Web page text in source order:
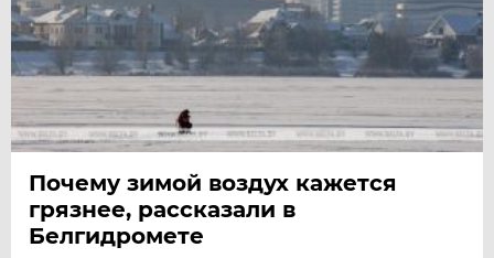
Почему зимой воздух кажется
грязнее, рассказали в
Белгидромете